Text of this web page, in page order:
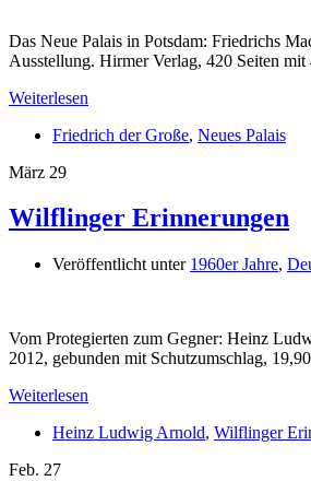
Das Neue Palais in Potsdam: Friedrichs
Ausstellung. Hirmer Verlag, 420 Seiten
Weiterlesen
Friedrich der Große, Neues Palais
März 29
Wilflinger Erinnerungen
Veröffentlicht unter 1960er Jahre,
Vom Protegierten zum Gegner: Heinz
2012, gebunden mit Schutzumschlag,
Weiterlesen
Heinz Ludwig Arnold, Wilflinger
Feb. 27